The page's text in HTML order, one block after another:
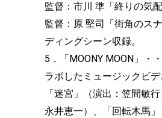
監督：市川 準「終りの気
監督：原 堅司「街角のス
ディングシーン収録。
5．「MOONY MOON」・
ラボしたミュージックビデ
「迷宮」（演出：笠間敏
永井恵一）、「回転木馬